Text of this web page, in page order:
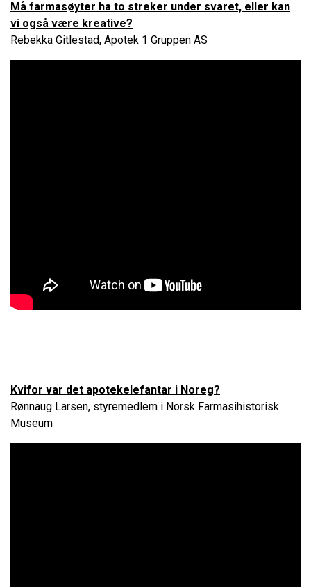
Må farmasøyter ha to streker under svaret, eller kan
vi også være kreative?
Rebekka Gitlestad, Apotek 1 Gruppen AS
Kvifor var det apotekelefantar i Noreg?
Rønnaug Larsen, styremedlem i Norsk Farmasihistorisk
Museum